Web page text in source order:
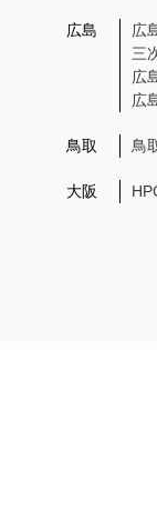
広島
広
三
広
広
鳥取 鳥
大阪